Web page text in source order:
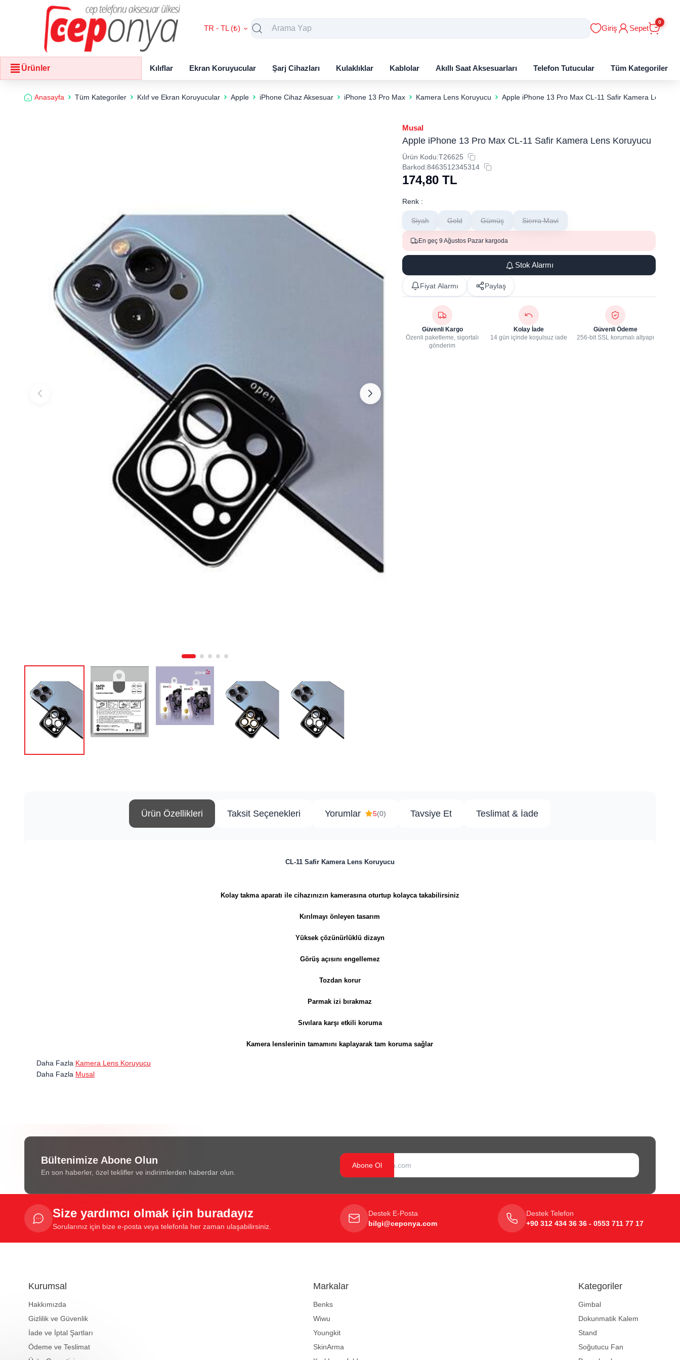
TR - TL (₺) Giriş Sepet
0
Ürünler Kılıflar Ekran Koruyucular Şarj Cihazları Kulaklıklar Kablolar Akıllı Saat Aksesuarları Telefon Tutucular Tüm Kategoriler
Anasayfa Tüm Kategoriler Kılıf ve Ekran Koruyucular Apple iPhone Cihaz Aksesuar iPhone 13 Pro Max Kamera Lens Koruyucu Apple iPhone 13 Pro Max CL-11 Safir Kamera Lens
Musal
Apple iPhone 13 Pro Max CL-11 Safir Kamera Lens Koruyucu
Ürün Kodu:T26625
Barkod:8463512345314
174,80 TL
Renk :
Siyah Gold Gümüş Sierra Mavi
En geç 9 Ağustos Pazar kargoda
Stok Alarmı
Fiyat Alarmı Paylaş
Güvenli Kargo
Özenli paketleme, sigortalı
gönderim
Kolay İade
14 gün içinde koşulsuz iade
Güvenli Ödeme
256-bit SSL korumalı altyapı
Ürün Özellikleri Taksit Seçenekleri Yorumlar 5(0) Tavsiye Et Teslimat & İade
CL-11 Safir Kamera Lens Koruyucu
Kolay takma aparatı ile cihazınızın kamerasına oturtup kolayca takabilirsiniz
Kırılmayı önleyen tasarım
Yüksek çözünürlüklü dizayn
Görüş açısını engellemez
Tozdan korur
Parmak izi bırakmaz
Sıvılara karşı etkili koruma
Kamera lenslerinin tamamını kaplayarak tam koruma sağlar
Daha Fazla Kamera Lens Koruyucu
Daha Fazla Musal
Bültenimize Abone Olun
En son haberler, özel teklifler ve indirimlerden haberdar olun.
Abone Ol
Size yardımcı olmak için buradayız
Sorularınız için bize e-posta veya telefonla her zaman ulaşabilirsiniz.
Destek E-Posta
bilgi@ceponya.com
Destek Telefon
+90 312 434 36 36 - 0553 711 77 17
Kurumsal
Hakkımızda
Gizlilik ve Güvenlik
İade ve İptal Şartları
Ödeme ve Teslimat
Markalar
Benks
Wiwu
Youngkit
SkinArma
Kategoriler
Gimbal
Dokunmatik Kalem
Stand
Soğutucu Fan